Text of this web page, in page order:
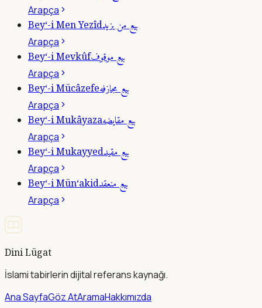
Arapça
Bey‘-i Men Yezîdبيع من يزيد
Arapça
Bey‘-i Mevkûfبيع موقوف
Arapça
Bey‘-i Mücâzefeبيع مجازفه
Arapça
Bey‘-i Mukâyazaبيع مقايضه
Arapça
Bey‘-i Mukayyedبيع مقيد
Arapça
Bey‘-i Mün‘akidبيع منعقد
Arapça
Dini Lügat
İslami tabirlerin dijital referans kaynağı.
Ana SayfaGöz AtAramaHakkımızda